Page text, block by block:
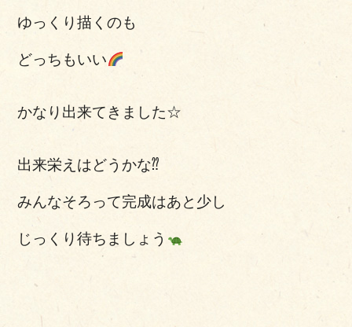
ゆっくり描くのも
どっちもいい
かなり出来てきました☆
出来栄えはどうかな⁇
みんなそろって完成はあと少し
じっくり待ちましょう